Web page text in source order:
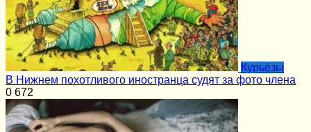
Курьёзы
В Нижнем похотливого иностранца судят за фото члена
0 672